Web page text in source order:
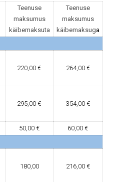
Teenuse
maksumus
käibemaksuta
Teenuse
maksumus
käibemaksuga
220,00 € 264,00 €
295,00 € 354,00 €
50,00 €
60,00 €
180,00 216,00 €